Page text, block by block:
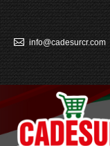
info@cadesurcr.com